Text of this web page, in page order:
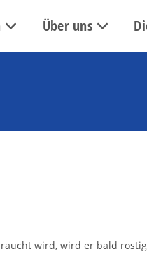
Über uns
wird, wird er bald